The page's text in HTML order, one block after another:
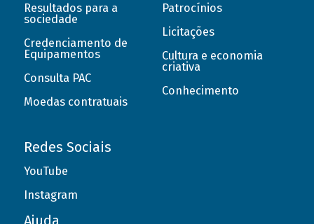
Resultados para a
sociedade
Credenciamento de
Equipamentos
Consulta PAC
Moedas contratuais
Patrocínios
Licitações
Cultura e economia
criativa
Conhecimento
Redes Sociais
YouTube
Instagram
Ajuda